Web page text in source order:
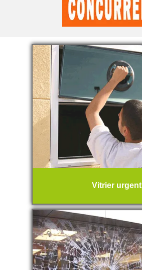
Vitrier urgent